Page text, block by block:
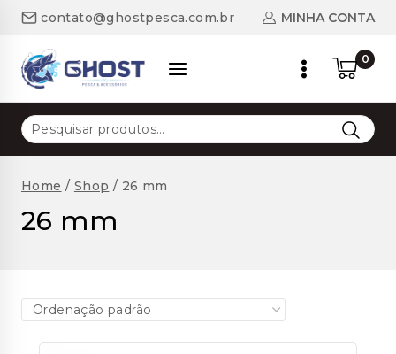
contato@ghostpesca.com.br MINHA CONTA
0
Pesquisar
por:
Home / Shop / 26 mm
26 mm